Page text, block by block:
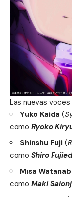
Las nuevas
Yuko Kaida (
como Ryoko
Shinshu Fuji (
como Shiro
Misa
como Maki